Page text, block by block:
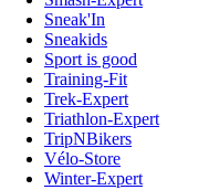
Sneak'In
Sneakids
Sport is good
Training-Fit
Trek-Expert
Triathlon-Expert
TripNBikers
Vélo-Store
Winter-Expert